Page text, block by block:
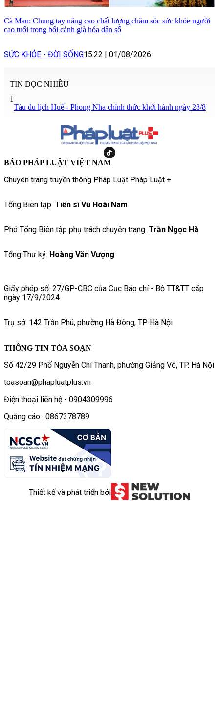
Cà Mau: Chung tay nâng cao chất lượng chăm sóc sức khỏe người
cao tuổi trong bối cảnh già hóa dân số
SỨC KHỎE - ĐỜI SỐNG15:22 | 01/08/2026
TIN ĐỌC NHIỀU
1
Tàu du lịch Huế - Phong Nha chính thức khởi hành ngày 28/8
BÁO PHÁP LUẬT VIỆT NAM
Chuyên trang truyền thông Pháp Luật Pháp Luật +
Tổng Biên tập: Tiến sĩ Vũ Hoài Nam
Phó Tổng Biên tập phụ trách chuyên trang: Trần Ngọc Hà
Tổng Thư ký: Hoàng Văn Vượng
Giấy phép số: 27/GP-CBC của Cục Báo chí - Bộ TT&TT cấp
ngày 17/9/2024
Trụ sở: 142 Trần Phú, phường Hà Đông, TP Hà Nội
THÔNG TIN TÒA SOẠN
Số 42/29 Phố Nguyễn Chí Thanh, phường Giảng Võ, TP. Hà Nội
toasoan@phapluatplus.vn
Điện thoại liên hệ - 0904309996
Quảng cáo : 0867378789
Thiết kế và phát triển bởi